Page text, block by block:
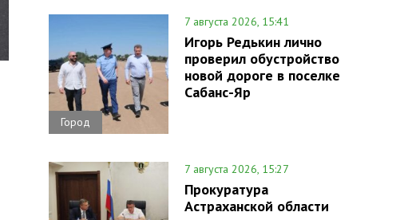
Город
7 августа 2026, 15:41
Игорь Редькин лично
проверил обустройство
новой дороге в поселке
Сабанс-Яр
7 августа 2026, 15:27
Прокуратура
Астраханской области